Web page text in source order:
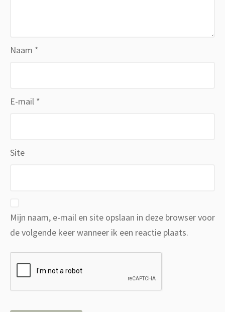
Naam *
E-mail *
Site
Mijn naam, e-mail en site opslaan in deze browser voor
de volgende keer wanneer ik een reactie plaats.